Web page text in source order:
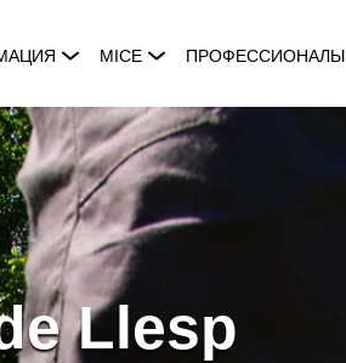
MICE ПРОФЕССИОНАЛЫ
Llesp